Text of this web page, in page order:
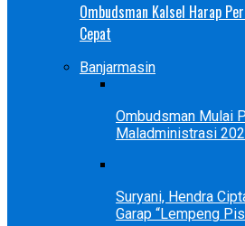
Ombudsman Kalsel Harap
Cepat
Banjarmasin
Ombudsman Mulai
Maladministrasi
Suryani, Hendra
Garap “Lempeng